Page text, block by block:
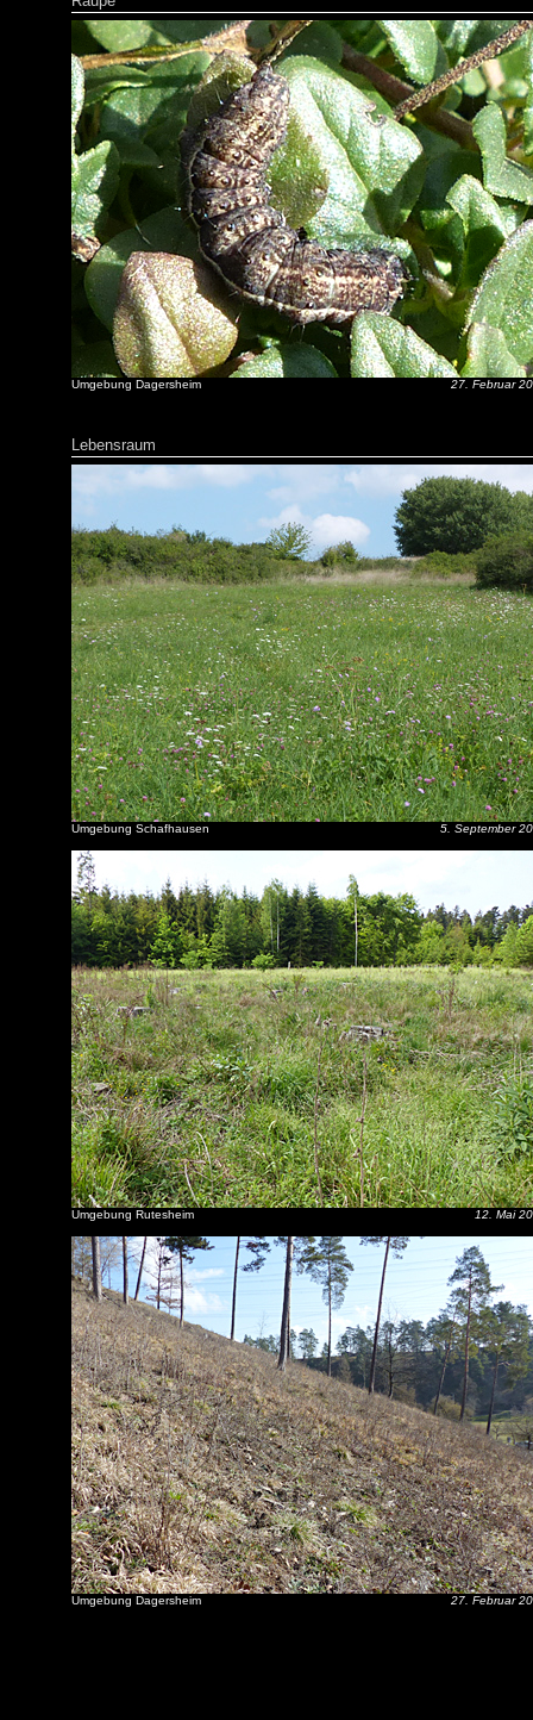
Umgebung Dagersheim 27. Februar
Lebensraum
Umgebung Schafhausen 5. September
Umgebung Rutesheim 12. Mai
Umgebung Dagersheim 27. Februar